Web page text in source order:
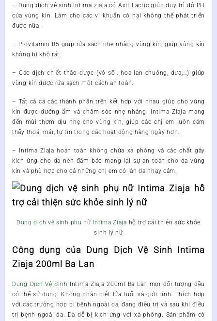
– Dung dịch vệ sinh Intima ziaja có Axit Lactic giúp duy trì độ PH
của vùng kín. Làm cho các vi khuẩn có hại không thể phát triển
được nữa.
– Provitamin B5 giúp rửa sạch nhẹ nhàng vùng kín, giúp vùng kín
không bị khô rát.
– Các dịch chiết thảo dược (vỏ sồi, hoa lan chuông, dưa,…) giúp
vùng kín được rửa sạch một cách an toàn.
– Tất cả cả các thành phần trên kết hợp với nhau giúp cho vùng
kín được dưỡng ẩm và chăm sóc nhẹ nhàng. Intima Ziaja mang
đến mùi thơm dịu nhẹ cho vùng kín, giúp các chị em luôn cảm
thấy thoải mái, tự tin trong các hoạt động hàng ngày hơn.
– Intima Ziaja hoàn toàn không chứa xà phòng và các chất gây
kích ứng cho da nên đảm bảo mang lại sự an toàn cho da vùng
kín và phù hợp cho cả những chị em có làn da nhạy cảm.
Dung dịch vệ sinh phụ nữ Intima Ziaja hỗ trợ cải thiện sức khỏe
sinh lý nữ
Công dụng của Dung Dịch Vệ Sinh Intima
Ziaja 200ml Ba Lan
Dung Dịch Vệ Sinh Intima Ziaja 200ml Ba Lan mọi đối tượng đều
có thể sử dụng. Không phân biệt lứa tuổi và giới tính. Thích hợp
với các trường hợp bị bệnh ngoài da, đang điều trị và sau khi điều
trị bệnh ngoài da. Da dễ bị kích ứng với xà phòng. Sản phẩm có